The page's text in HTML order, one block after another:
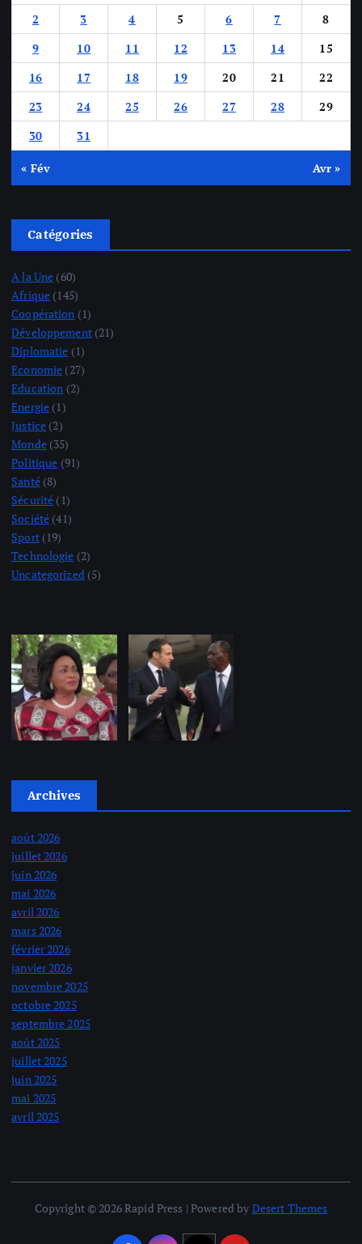
2
3 4 5 6 7
8
9
10 11 12 13 14
15
16
17 18 19 20 21
22
23
24 25 26 27 28
29
30
31
« Fév Avr »
Catégories
A la Une (60)
Afrique (145)
Coopération (1)
Développement(21)
Diplomatie (1)
Economie (27)
Education (2)
Energie (1)
Justice (2)
Monde(35)
Politique (91)
Santé(8)
Sécurité (1)
Société (41)
Sport(19)
Technologie (2)
Uncategorized(5)
Archives
août 2026
juillet 2026
juin 2026
mai 2026
avril 2026
mars 2026
février 2026
janvier 2026
novembre 2025
octobre 2025
septembre 2025
août 2025
juillet 2025
juin 2025
mai 2025
avril 2025
Copyright © 2026 Rapid Press | Powered by Desert Themes